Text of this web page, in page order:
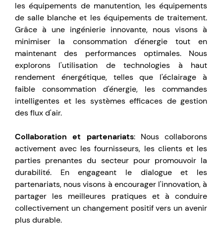
les équipements de manutention, les équipements
de salle blanche et les équipements de traitement.
Grâce à une ingénierie innovante, nous visons à
minimiser la consommation d'énergie tout en
maintenant des performances optimales. Nous
explorons l'utilisation de technologies à haut
rendement énergétique, telles que l'éclairage à
faible consommation d'énergie, les commandes
intelligentes et les systèmes efficaces de gestion
des flux d'air.
Collaboration et partenariats: Nous collaborons
activement avec les fournisseurs, les clients et les
parties prenantes du secteur pour promouvoir la
durabilité. En engageant le dialogue et les
partenariats, nous visons à encourager l'innovation, à
partager les meilleures pratiques et à conduire
collectivement un changement positif vers un avenir
plus durable.